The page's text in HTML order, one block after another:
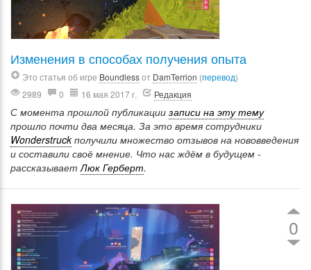
Изменения в способах получения опыта
Это статья об игре Boundlessот DamTerrion (перевод)
2989
0 16 мая 2017 г. Редакция
С момента прошлой публикации записи на эту тему
прошло почти два месяца. За это время сотрудники
Wonderstruckполучили множество отзывов на нововведения
и составили своё мнение. Что нас ждём в будущем -
рассказываетЛюк Герберт.
0